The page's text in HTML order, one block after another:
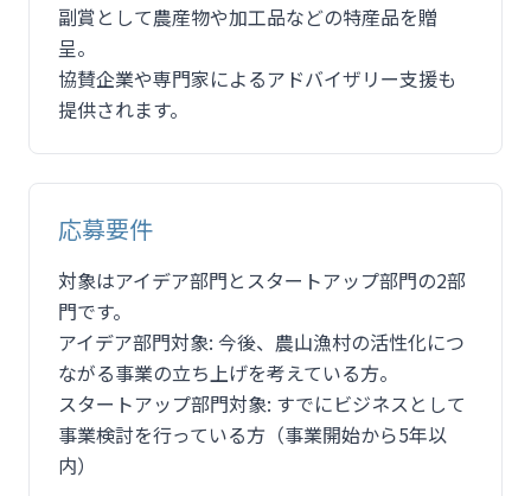
副賞として農産物や加工品などの特産品を贈
呈。
協賛企業や専門家によるアドバイザリー支援も
提供されます。
応募要件
対象はアイデア部門とスタートアップ部門の2部
門です。
アイデア部門対象: 今後、農山漁村の活性化につ
ながる事業の立ち上げを考えている方。
スタートアップ部門対象: すでにビジネスとして
事業検討を行っている方（事業開始から5年以
内）